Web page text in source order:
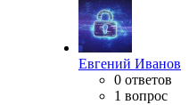
Евгений Иванов
0 ответов
1 вопрос